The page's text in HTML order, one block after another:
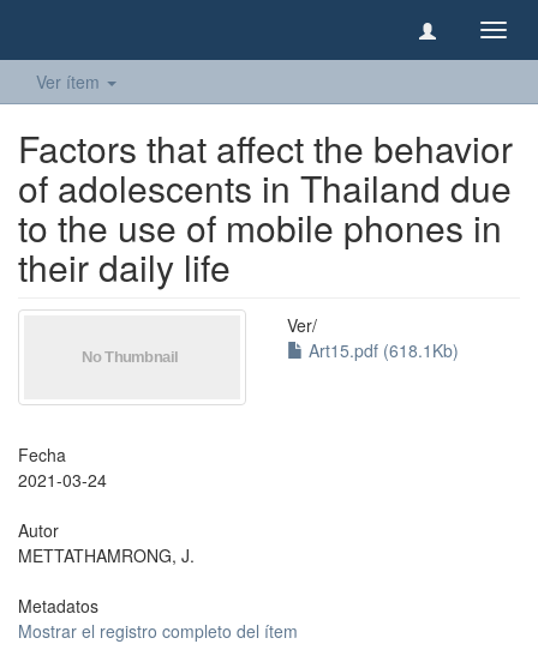
Ver ítem
Factors that affect the behavior
of adolescents in Thailand due
to the use of mobile phones in
their daily life
Ver/
Art15.pdf (618.1Kb)
Fecha
2021-03-24
Autor
METTATHAMRONG, J.
Metadatos
Mostrar el registro completo del ítem